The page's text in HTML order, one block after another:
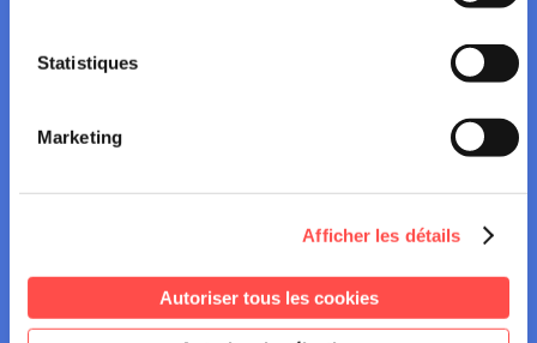
Statistiques
Marketing
Afficher les détails
Autoriser tous les cookies
RAVEL : LES RÈGLES À CONNAÎTRE